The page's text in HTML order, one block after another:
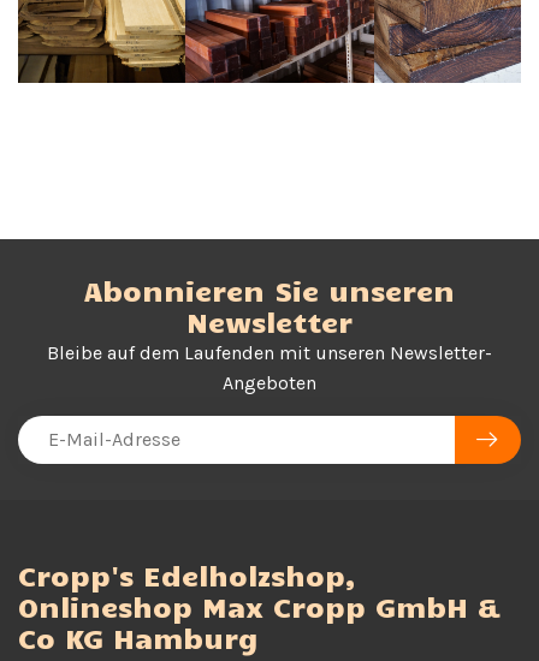
Abonnieren Sie unseren
Newsletter
Bleibe auf dem Laufenden mit unseren Newsletter-
Angeboten
Cropp's Edelholzshop,
Onlineshop Max Cropp GmbH &
Co KG Hamburg